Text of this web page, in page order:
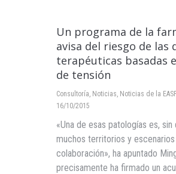
Un programa de la
avisa del riesgo de las
terapéuticas basadas
de tensión
Consultoría Noticias Noticias de la
16/10/2015
«Una de esas patologías es, sin
muchos territorios y
colaboración», ha apuntado
precisamente ha firmado un